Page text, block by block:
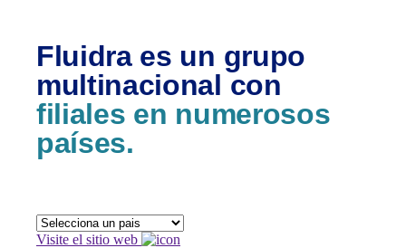
Fluidra es un grupo
multinacional con
filiales en numerosos
países.
Visite el sitio web